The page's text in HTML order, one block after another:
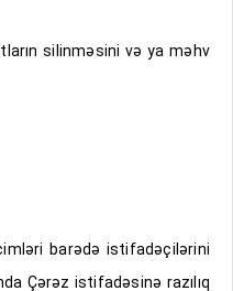
silinməsini və ya məhv
barədə istifadəçilərini
Çərəz istifadəsinə razılıq